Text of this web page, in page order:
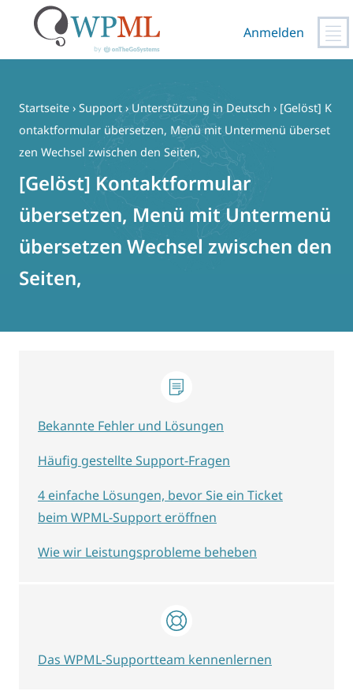
springen
Anmelden
Startseite › Support › Unterstützung in Deutsch › [Gelöst] K
ontaktformular übersetzen, Menü mit Untermenü überset
zen Wechsel zwischen den Seiten,
[Gelöst] Kontaktformular
übersetzen, Menü mit Untermenü
übersetzen Wechsel zwischen den
Seiten,
Bekannte Fehler und Lösungen
Häufig gestellte Support-Fragen
4 einfache Lösungen, bevor Sie ein Ticket
beim WPML-Support eröffnen
Wie wir Leistungsprobleme beheben
Das WPML-Supportteam kennenlernen